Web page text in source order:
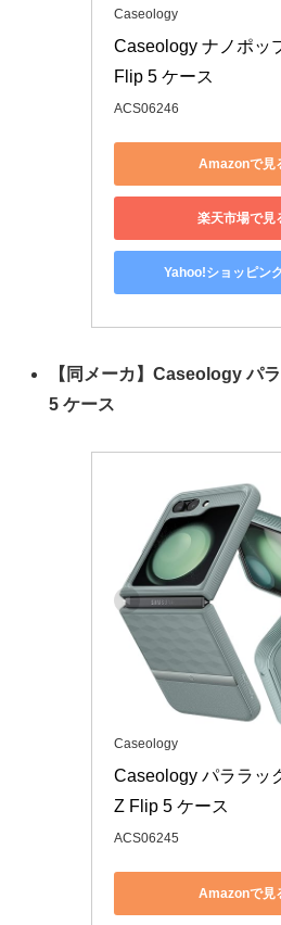
Caseology
Caseology ナノポッ
Flip 5 ケース
ACS06246
Amazonで見
楽天市場で見
Yahoo!ショッピン
【同メーカ】Caseology パ
5 ケース
Caseology
Caseology パララッ
Z Flip 5 ケース
ACS06245
Amazonで見